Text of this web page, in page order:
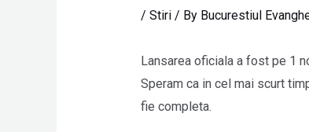
/ Stiri/ By Bucurestiul
Lansarea oficiala a fost pe 1
Speram ca in cel mai scurt
fie completa.